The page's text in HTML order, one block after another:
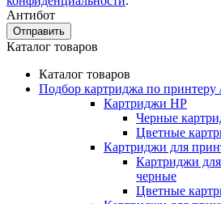
Антибот
Отправить
Каталог товаров
Каталог товаров
Подбор картриджа по
Картриджи HP
Черные
Цветные
Картриджи для
Картриджи
черные
Цветные